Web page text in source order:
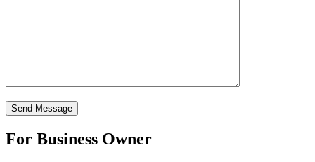
For Business Owner